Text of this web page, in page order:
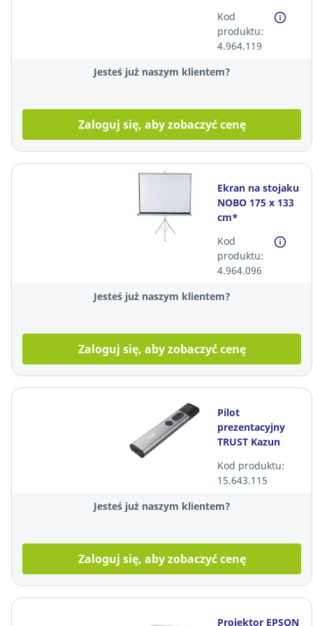
Kod
produktu:
4.964.119
Jesteś już naszym klientem?
Zaloguj się, aby zobaczyć cenę
Ekran na stojaku
NOBO 175 x 133
cm*
Kod
produktu:
4.964.096
Jesteś już naszym klientem?
Zaloguj się, aby zobaczyć cenę
Pilot
prezentacyjny
TRUST Kazun
Kod produktu:
15.643.115
Jesteś już naszym klientem?
Zaloguj się, aby zobaczyć cenę
Projektor EPSON